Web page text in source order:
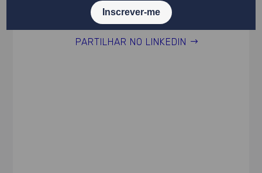
Portaria n.º 287/2025/1, de 14 de agosto
PARTILHAR NO LINKEDIN